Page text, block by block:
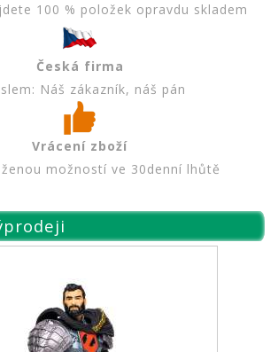
100 % položek opravdu skladem
Česká firma
Náš zákazník, náš pán
Vrácení zboží
možností ve 30denní lhůtě